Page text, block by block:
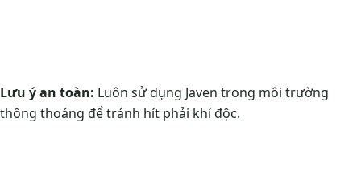
Lưu ý an toàn: Luôn sử dụng Javen trong môi trường
thông thoáng để tránh hít phải khí độc.